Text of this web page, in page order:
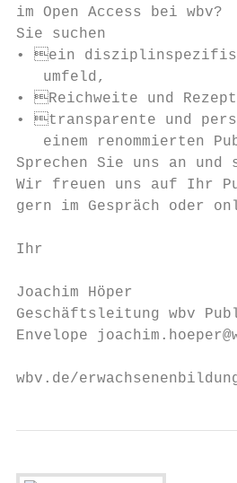
im Open Access bei wbv?
Sie suchen
• ein
   umfeld,
• Reichweite und
• transparente und
einem renommierten
Sprechen Sie uns an
Wir freuen uns auf Ihr
gern im Gespräch oder
Ihr
Joachim Höper
Geschäftsleitung wbv
Envelope
wbv.de/